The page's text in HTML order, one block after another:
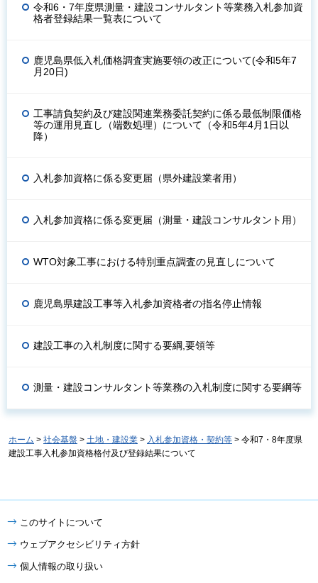
令和6・7年度県測量・建設コンサルタント等業務入札参加資
格者登録結果一覧表について
鹿児島県低入札価格調査実施要領の改正について(令和5年7
月20日)
工事請負契約及び建設関連業務委託契約に係る最低制限価格
等の運用見直し（端数処理）について（令和5年4月1日以
降）
入札参加資格に係る変更届（県外建設業者用）
入札参加資格に係る変更届（測量・建設コンサルタント用）
WTO対象工事における特別重点調査の見直しについて
鹿児島県建設工事等入札参加資格者の指名停止情報
建設工事の入札制度に関する要綱,要領等
測量・建設コンサルタント等業務の入札制度に関する要綱等
ホーム > 社会基盤 > 土地・建設業 > 入札参加資格・契約等 > 令和7・8年度県
建設工事入札参加資格格付及び登録結果について
このサイトについて
ウェブアクセシビリティ方針
個人情報の取り扱い